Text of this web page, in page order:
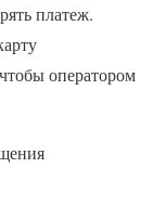
платеж.
оператором